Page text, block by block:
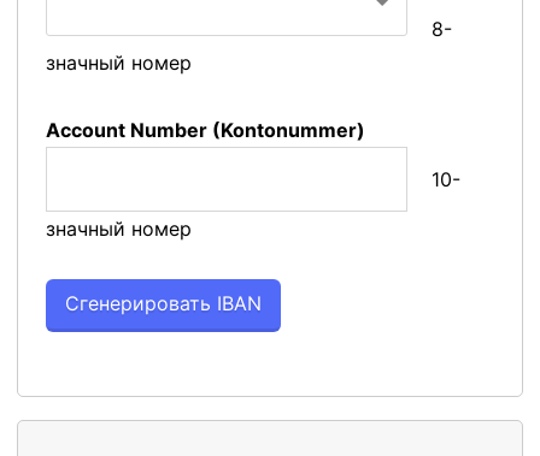
8-
значный номер
Account Number (Kontonummer)
10-
значный номер